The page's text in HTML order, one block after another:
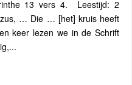
13 vers 4. Leestijd: 2
… Die … [het] kruis heeft
keer lezen we in de Schrift